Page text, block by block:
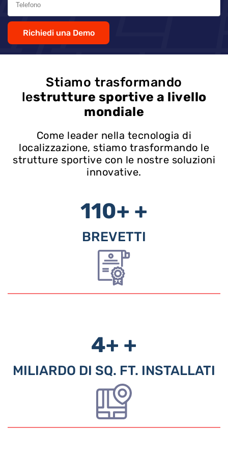
Richiedi una Demo
Stiamo trasformando
lestrutture sportive a livello
mondiale
Come leader nella tecnologia di
localizzazione, stiamo trasformando le
strutture sportive con le nostre soluzioni
innovative.
110+ +
BREVETTI
4+ +
MILIARDO DI SQ. FT. INSTALLATI